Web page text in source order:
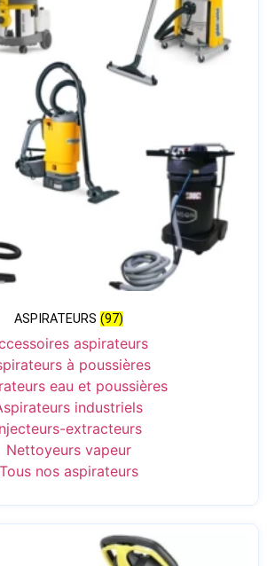
ASPIRATEURS (97)
aspirateurs
à poussières
eau et poussières
industriels
extracteurs
Nettoyeurs vapeur
Tous nos aspirateurs